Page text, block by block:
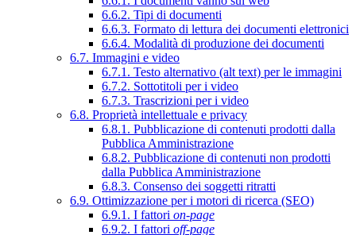
6.6.2. Tipi di documenti
6.6.3. Formato di lettura dei documenti elettronici
6.6.4. Modalità di produzione dei documenti
6.7. Immagini e video
6.7.1. Testo alternativo (alt text) per le immagini
6.7.2. Sottotitoli per i video
6.7.3. Trascrizioni per i video
6.8. Proprietà intellettuale e privacy
6.8.1. Pubblicazione di contenuti prodotti dalla
Pubblica Amministrazione
6.8.2. Pubblicazione di contenuti non prodotti
dalla Pubblica Amministrazione
6.8.3. Consenso dei soggetti ritratti
6.9. Ottimizzazione per i motori di ricerca (SEO)
6.9.1. I fattori on-page
6.9.2. I fattori off-page